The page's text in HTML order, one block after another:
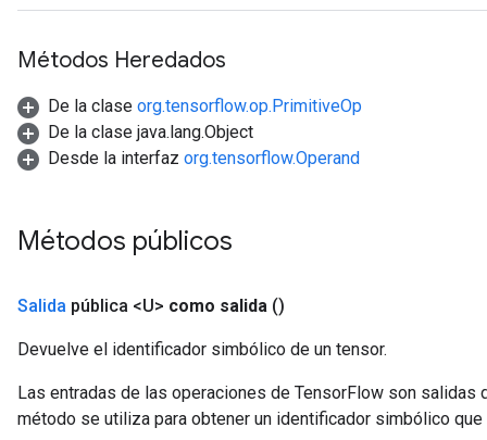
Métodos Heredados
De la clase org.tensorflow.op.PrimitiveOp
De la clase java.lang.Object
Desde la interfaz org.tensorflow.Operand
Métodos públicos
Salida pública <U> como salida ()
Devuelve el identificador simbólico de un tensor.
Las entradas de las operaciones de TensorFlow son salidas
método se utiliza para obtener un identificador simbólico